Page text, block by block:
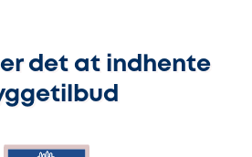
det at indhente